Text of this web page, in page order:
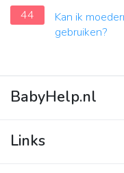
44
Kan ik
gebruiken?
BabyHelp.nl
Vraag & Antwoord
Links